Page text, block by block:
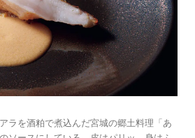
ラを酒粕で煮込んだ宮城の郷土料理「あ